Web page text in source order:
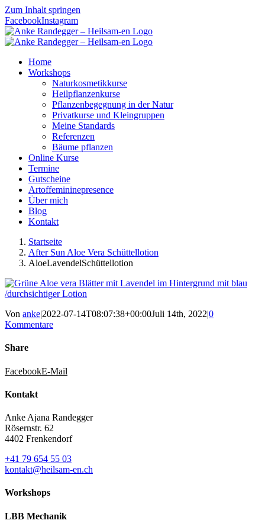
Zum Inhalt springen
FacebookInstagram
Home
Workshops
Naturkosmetikkurse
Heilpflanzenkurse
Pflanzenbegegnung in der Natur
Privatkurse und Kleingruppen
Meine Standards
Referenzen
Bäume pflanzen
Online Kurse
Termine
Gutscheine
Artoffemininepresence
Über mich
Blog
Kontakt
Startseite
After Sun Aloe Vera Schüttellotion
AloeLavendelSchüttellotion
Von anke|2022-07-14T08:07:38+00:00Juli 14th, 2022|0
Kommentare
Share
FacebookE-Mail
Kontakt
Anke Ajana Randegger
Rösernstr. 62
4402 Frenkendorf
+41 79 654 55 03
kontakt@heilsam-en.ch
Workshops
LBB Mechanik